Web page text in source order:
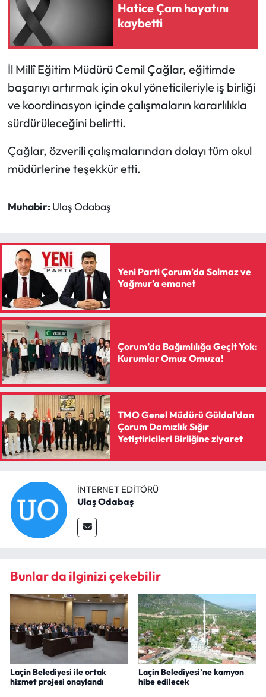
Hatice Çam hayatını
kaybetti
İl Millî Eğitim Müdürü Cemil Çağlar, eğitimde
başarıyı artırmak için okul yöneticileriyle iş birliği
ve koordinasyon içinde çalışmaların kararlılıkla
sürdürüleceğini belirtti.
Çağlar, özverili çalışmalarından dolayı tüm okul
müdürlerine teşekkür etti.
Muhabir: Ulaş Odabaş
Yeni Parti Çorum’da Solmaz ve
Yağmur’a emanet
Çorum’da Bağımlılığa Geçit Yok:
Kurumlar Omuz Omuza!
TMO Genel Müdürü Güldal’dan
Çorum Damızlık Sığır
Yetiştiricileri Birliğine ziyaret
İNTERNET EDITÖRÜ
Ulaş Odabaş
Bunlar da ilginizi çekebilir
Laçin Belediyesi ile ortak
hizmet projesi onaylandı
Laçin Belediyesi’ne kamyon
hibe edilecek
Osmancık Haberleri
Otomotiv
Resmi İlan
Resmi Reklam
Siyaset
Turizm
Uğurludağ Haberleri
Yaşam
Yayla Haber
Yemek Tarifleri
Yerel Haberler